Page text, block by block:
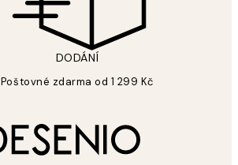
DODÁNÍ
Poštovné zdarma od 1 299 Kč